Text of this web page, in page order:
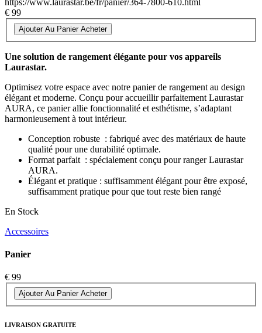
https://www.laurastar.be/fr/panier/364-7800-610.html
€ 99
Ajouter Au Panier Acheter
Une solution de rangement élégante pour vos appareils
Laurastar.
Optimisez votre espace avec notre panier de rangement au design
élégant et moderne. Conçu pour accueillir parfaitement Laurastar
AURA, ce panier allie fonctionnalité et esthétisme, s’adaptant
harmonieusement à tout intérieur.
Conception robuste : fabriqué avec des matériaux de haute
qualité pour une durabilité optimale.
Format parfait : spécialement conçu pour ranger Laurastar
AURA.
Élégant et pratique : suffisamment élégant pour être exposé,
suffisamment pratique pour que tout reste bien rangé
En Stock
Accessoires
Panier
€ 99
Ajouter Au Panier Acheter
LIVRAISON GRATUITE